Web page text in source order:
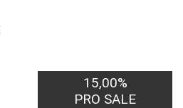
15,00%
PRO SALE